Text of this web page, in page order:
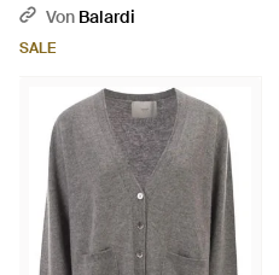
GrauVon Balardi
SALE